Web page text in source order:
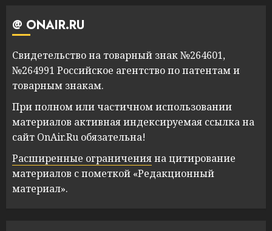
@ ONAIR.RU
Свидетельство на товарный знак №264601,
№264991 Российское агентство по патентам и
товарным знакам.
При полном или частичном использовании
материалов активная индексируемая ссылка на
сайт OnAir.Ru обязательна!
Расширенные ограниченияна цитирование
материалов с пометкой «Редакционный
материал».